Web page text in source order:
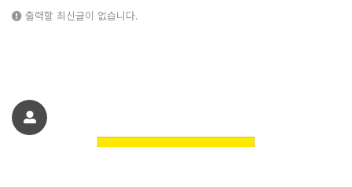
출력할 최신글이 없습니다.
친구에게 추천하기